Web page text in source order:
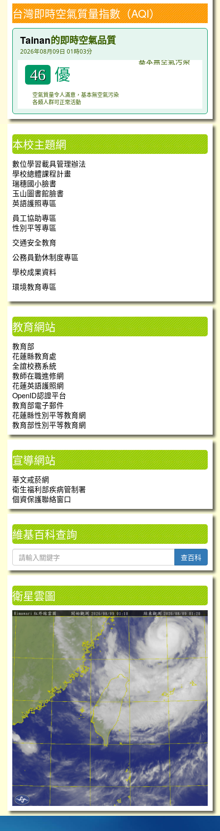
台灣即時空氣質量指數（AQI）
Tainan的即時空氣品質
2026年08月09日 01時03分
46 優
空氣質量令人滿意，基本無空氣污染
各類人群可正常活動
本校主題網
數位學習載具管理辦法
學校總體課程計畫
瑞穗國小臉書
玉山圖書館臉書
英語護照專區
員工協助專區
性別平等專區
交通安全教育
公務員勤休制度專區
學校成果資料
環境教育專區
教育網站
教育部
花蓮縣教育處
全誼校務系統
教師在職進修網
花蓮英語護照網
OpenID認證平台
教育部電子郵件
花蓮縣性別平等教育網
教育部性別平等教育網
宣導網站
華文戒菸網
衛生福利部疾病管制署
個資保護聯絡窗口
維基百科查詢
查百科
衛星雲圖